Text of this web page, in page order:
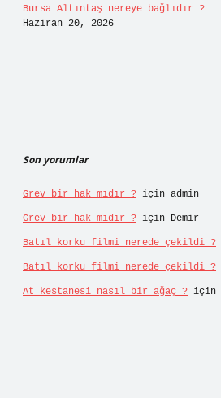
Bursa Altıntaş nereye bağlıdır ?
Haziran 20, 2026
Son yorumlar
Grev bir hak mıdır ? için admin
Grev bir hak mıdır ? için Demir
Batıl korku filmi nerede çekildi ?
Batıl korku filmi nerede çekildi ?
At kestanesi nasıl bir ağaç ? için